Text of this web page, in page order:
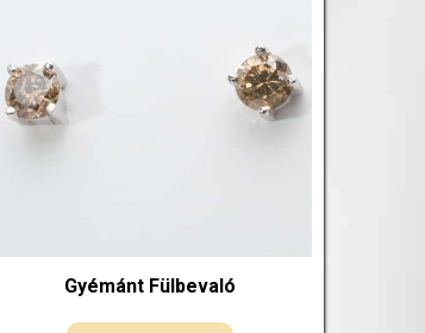
Gyémánt Fülbevaló